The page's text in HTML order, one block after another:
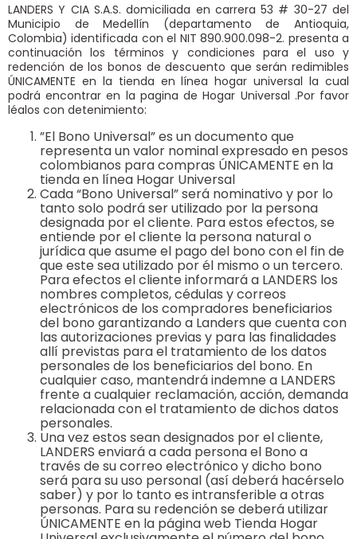
LANDERS Y CIA S.A.S. domiciliada en carrera 53 # 30-27 del
Municipio de Medellín (departamento de Antioquia,
Colombia) identificada con el NIT 890.900.098-2. presenta a
continuación los términos y condiciones para el uso y
redención de los bonos de descuento que serán redimibles
ÚNICAMENTE en la tienda en línea hogar universal la cual
podrá encontrar en la pagina de Hogar Universal .Por favor
léalos con detenimiento:
”El Bono Universal” es un documento que
representa un valor nominal expresado en pesos
colombianos para compras ÚNICAMENTE en la
tienda en línea Hogar Universal
Cada “Bono Universal” será nominativo y por lo
tanto solo podrá ser utilizado por la persona
designada por el cliente. Para estos efectos, se
entiende por el cliente la persona natural o
jurídica que asume el pago del bono con el fin de
que este sea utilizado por él mismo o un tercero.
Para efectos el cliente informará a LANDERS los
nombres completos, cédulas y correos
electrónicos de los compradores beneficiarios
del bono garantizando a Landers que cuenta con
las autorizaciones previas y para las finalidades
allí previstas para el tratamiento de los datos
personales de los beneficiarios del bono. En
cualquier caso, mantendrá indemne a LANDERS
frente a cualquier reclamación, acción, demanda
relacionada con el tratamiento de dichos datos
personales.
Una vez estos sean designados por el cliente,
LANDERS enviará a cada persona el Bono a
través de su correo electrónico y dicho bono
será para su uso personal (así deberá hacérselo
saber) y por lo tanto es intransferible a otras
personas. Para su redención se deberá utilizar
ÚNICAMENTE en la página web Tienda Hogar